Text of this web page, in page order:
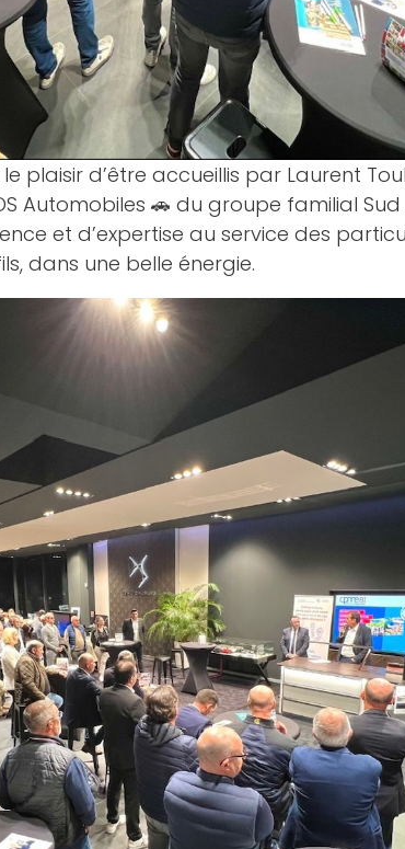
plaisir d’être accueillis par Laurent
Automobiles 🚗 du groupe familial
et d’expertise au service des
dans une belle énergie.